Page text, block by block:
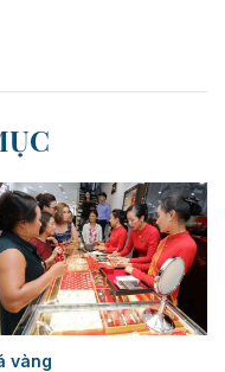
vàng